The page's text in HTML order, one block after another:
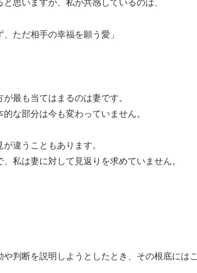
思いますが、私が共感しているのは、
ただ相手の幸福を願う愛」
最も当てはまるのは妻です。
な部分は今も変わっていません。
違うこともあります。
私は妻に対して見返りを求めていません。
判断を説明しようとしたとき、その根底には